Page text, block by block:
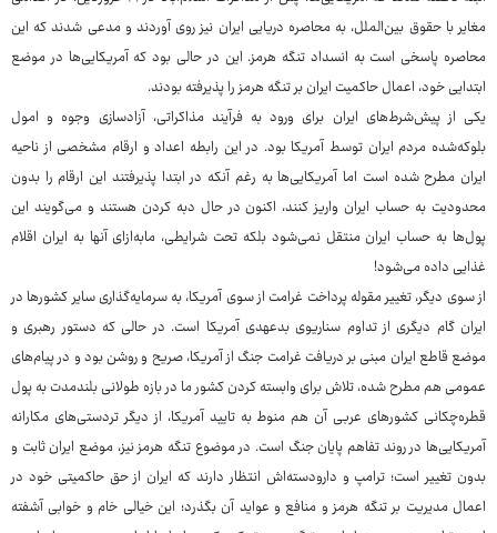
مغایر با حقوق بین‌الملل، به محاصره دریایی ایران نیز روی آوردند و مدعی شدند که این
محاصره پاسخی است به انسداد تنگه هرمز. این در حالی بود که آمریکایی‌ها در موضع
ابتدایی خود، اعمال حاکمیت ایران بر تنگه هرمز را پذیرفته بودند.
یکی از پیش‌شرط‌های ایران برای ورود به فرآیند مذاکراتی، آزادسازی وجوه و امول
بلوکه‌شده مردم ایران توسط آمریکا بود. در این رابطه اعداد و ارقام مشخصی از ناحیه
ایران مطرح شده است اما آمریکایی‌ها به رغم آنکه در ابتدا پذیرفتند این ارقام را بدون
محدودیت به حساب ایران واریز کنند، اکنون در حال دبه کردن هستند و می‌گویند این
پول‌ها به حساب ایران منتقل نمی‌شود بلکه تحت شرایطی، مابه‌ازای آنها به ایران اقلام
غذایی داده می‌شود!
از سوی دیگر، تغییر مقوله پرداخت غرامت از سوی آمریکا، به سرمایه‌گذاری سایر کشورها در
ایران گام دیگری از تداوم سناریوی بدعهدی آمریکا است. در حالی که دستور رهبری و
موضع قاطع ایران مبنی بر دریافت غرامت جنگ از آمریکا، صریح و روشن بود و در پیام‌های
عمومی هم مطرح شده، تلاش برای وابسته کردن کشور ما در بازه طولانی بلندمدت به پول
قطره‌چکانی کشورهای عربی آن هم منوط به تایید آمریکا، از دیگر تردستی‌های مکارانه
آمریکایی‌ها در روند تفاهم پایان جنگ است. در موضوع تنگه هرمز نیز، موضع ایران ثابت و
بدون تغییر است؛ ترامپ و دارودسته‌اش انتظار دارند که ایران از حق حاکمیتی خود در
اعمال مدیریت بر تنگه هرمز و منافع و عواید آن بگذرد؛ این خیالی خام و خوابی آشفته